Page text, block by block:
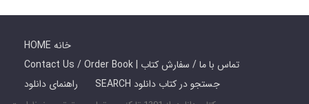
HOME خانه
Contact Us / Order Book | تماس با ما / سفارش کتاب
راهنمای دانلود
SEARCH جستجو در کتاب دانلود